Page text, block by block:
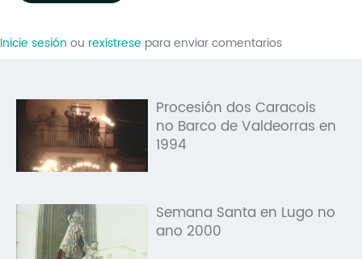
Inicie sesión ou rexístrese para enviar comentarios
Procesión dos Caracois
no Barco de Valdeorras en
1994
Semana Santa en Lugo no
ano 2000